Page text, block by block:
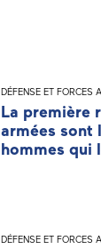
DÉFENSE ET FORCES
La première
armées sont
hommes qui
DÉFENSE ET FORCES